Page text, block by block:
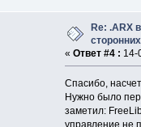
Re: .ARX
« Ответ #4 : 14-
Спасибо,
Нужно было
заметил:
управление не